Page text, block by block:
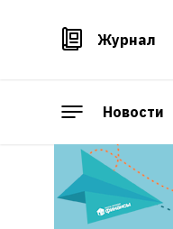
Журнал
Новости